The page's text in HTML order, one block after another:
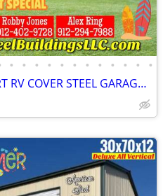
• • • • • • • • • • • •
METAL BUILDINGS CARPORT RV COVER STEEL GARAGE POLE BARN METAL BUILDING